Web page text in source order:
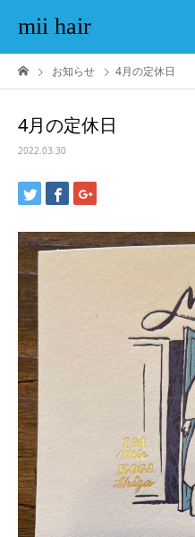
mii hair
お知らせ 4月の定休日
4月の定休日
2022.03.30